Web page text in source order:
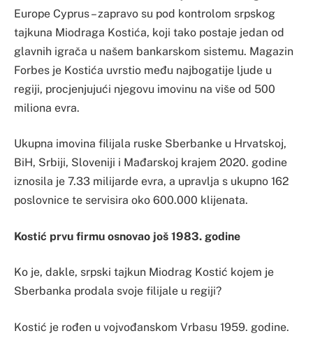
Europe Cyprus – zapravo su pod kontrolom srpskog
tajkuna Miodraga Kostića, koji tako postaje jedan od
glavnih igrača u našem bankarskom sistemu. Magazin
Forbes je Kostića uvrstio među najbogatije ljude u
regiji, procjenjujući njegovu imovinu na više od 500
miliona evra.
Ukupna imovina filijala ruske Sberbanke u Hrvatskoj,
BiH, Srbiji, Sloveniji i Mađarskoj krajem 2020. godine
iznosila je 7.33 milijarde evra, a upravlja s ukupno 162
poslovnice te servisira oko 600.000 klijenata.
Kostić prvu firmu osnovao još 1983. godine
Ko je, dakle, srpski tajkun Miodrag Kostić kojem je
Sberbanka prodala svoje filijale u regiji?
Kostić je rođen u vojvođanskom Vrbasu 1959. godine.